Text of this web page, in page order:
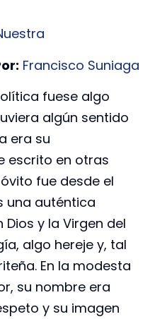
Francisco Suniaga
fuese algo
algún sentido
era su
escrito en otras
fue desde el
una auténtica
y la Virgen del
algo hereje y, tal
En la modesta
su nombre era
y su imagen